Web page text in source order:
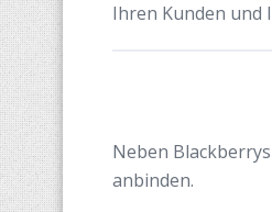
Ihren Kunden und
Neben
anbinden.